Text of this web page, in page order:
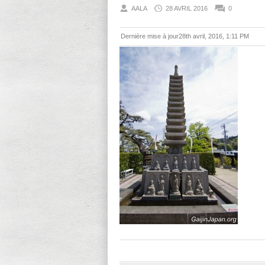
AALA 28 AVRIL 2016 0
Dernière mise à jour28th avril, 2016, 1:11 PM